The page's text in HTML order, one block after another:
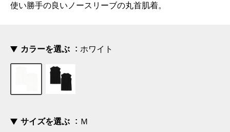
使い勝手の良いノースリーブの丸首肌着。
カラーを選ぶ ホワイト
サイズを選ぶ Ｍ